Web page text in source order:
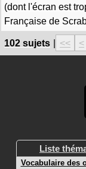
(dont l'écran est
Française de
102 sujets | << <
Liste
Vocabulaire des